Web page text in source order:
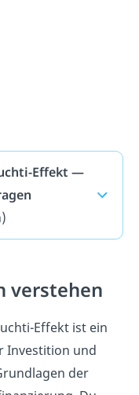
Effekt —
verstehen
Effekt ist ein
Investition und
der